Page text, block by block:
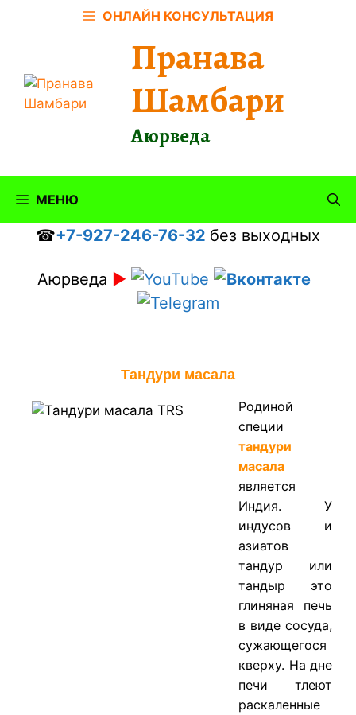
ОНЛАЙН КОНСУЛЬТАЦИЯ
Пранава
Шамбари
Аюрведа
МЕНЮ
☎+7-927-246-76-32 без выходных
Аюрведа ►
Тандури масала
Родиной
специи
тандури
масала
является
Индия. У
индусов и
азиатов
тандур или
тандыр это
глиняная печь
в виде сосуда,
сужающегося
кверху. На дне
печи тлеют
раскаленные